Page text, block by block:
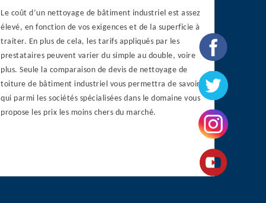
Le coût d’un nettoyage de bâtiment industriel est assez
élevé, en fonction de vos exigences et de la superficie à
traiter. En plus de cela, les tarifs appliqués par les
prestataires peuvent varier du simple au double, voire
plus. Seule la comparaison de devis de nettoyage de
toiture de bâtiment industriel vous permettra de savoir
qui parmi les sociétés spécialisées dans le domaine vous
propose les prix les moins chers du marché.